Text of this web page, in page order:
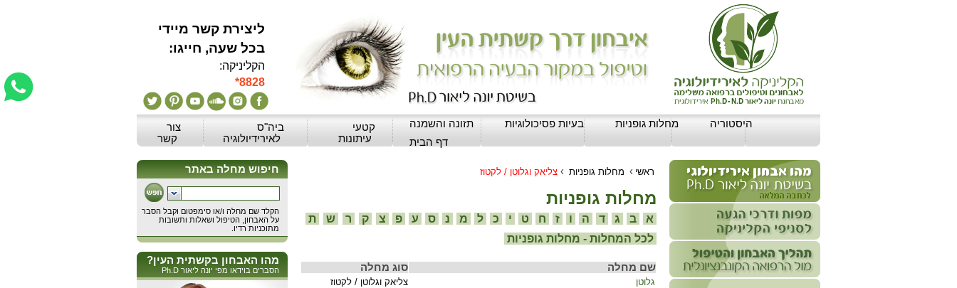
ליצירת קשר מיידי
:בכל שעה, חייגו
הקליניקה:
*8828
צור
קשר
ביה"ס
לאירידיולוגיה
קטעי
עיתונות
תזונה והשמנה בעיות פסיכולוגיות מחלות גופניות
היסטוריה
דף הבית
מהו האבחון בקשתית העין?
הסברים בוידאו מפי יונה ליאור Ph.D
ראשי › מחלות גופניות › צליאק וגלוטן / לקטוז
מחלות גופניות
א ב ג ד ה ו ז ח ט י כ ל מ נ ס ע פ צ ק ר ש
ת
לכל המחלות - מחלות גופניות
סוג מחלה שם מחלה
צליאק וגלוטן / לקטוז
גלוטן